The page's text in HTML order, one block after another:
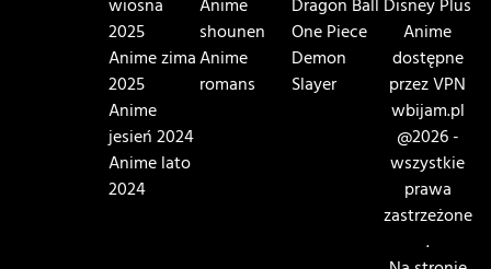
wiosna
2025
Anime zima
2025
Anime
jesień 2024
Anime lato
2024
Anime
shounen
Anime
romans
Dragon Ball
One Piece
Demon
Slayer
Disney Plus
Anime
dostępne
przez VPN
wbijam.pl
@2026 -
wszystkie
prawa
zastrzeżone
.